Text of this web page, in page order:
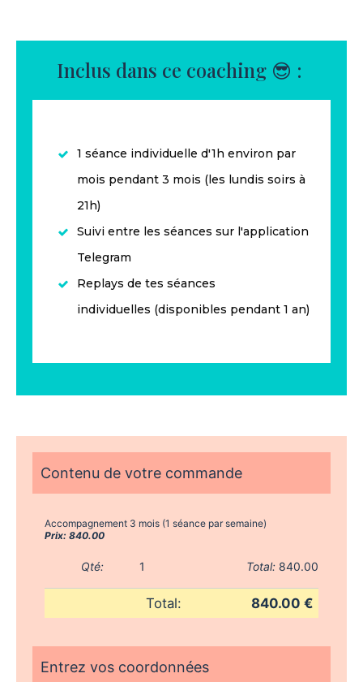
Inclus dans ce coaching 😎 :
1 séance individuelle d'1h environ par
mois pendant 3 mois (les lundis soirs à
21h)
Suivi entre les séances sur l'application
Telegram
Replays de tes séances
individuelles (disponibles pendant 1 an)